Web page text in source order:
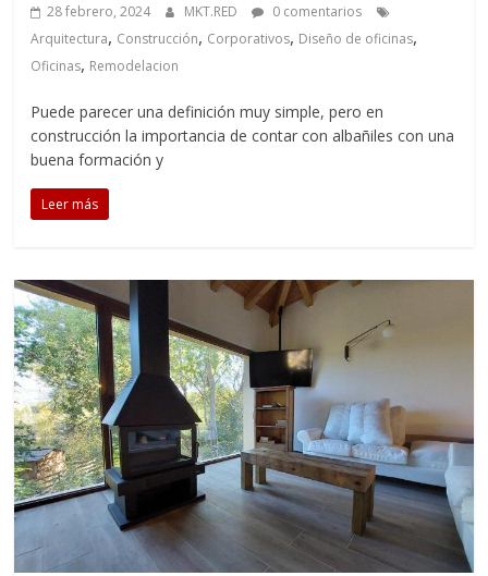
28 febrero, 2024 MKT.RED
0 comentarios
Arquitectura, Construcción, Corporativos, Diseño de oficinas,
Oficinas, Remodelacion
Puede parecer una definición muy simple, pero en
construcción la importancia de contar con albañiles con una
buena formación y
Leer más